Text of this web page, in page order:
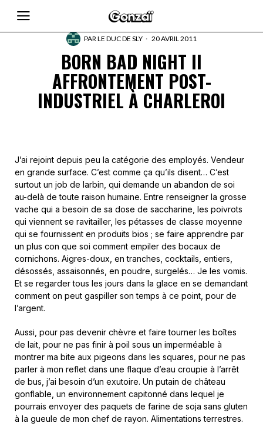
PARLE DUC DE SLY 20 AVRIL 2011
BORN BAD NIGHT II
AFFRONTEMENT POST-
INDUSTRIEL À CHARLEROI
J’ai rejoint depuis peu la catégorie des employés. Vendeur
en grande surface. C’est comme ça qu’ils disent… C’est
surtout un job de larbin, qui demande un abandon de soi
au-delà de toute raison humaine. Entre renseigner la grosse
vache qui a besoin de sa dose de saccharine, les poivrots
qui viennent se ravitailler, les pétasses de classe moyenne
qui se fournissent en produits bios ; se faire apprendre par
un plus con que soi comment empiler des bocaux de
cornichons. Aigres-doux, en tranches, cocktails, entiers,
désossés, assaisonnés, en poudre, surgelés… Je les vomis.
Et se regarder tous les jours dans la glace en se demandant
comment on peut gaspiller son temps à ce point, pour de
l’argent.
Aussi, pour pas devenir chèvre et faire tourner les boîtes
de lait, pour ne pas finir à poil sous un imperméable à
montrer ma bite aux pigeons dans les squares, pour ne pas
parler à mon reflet dans une flaque d’eau croupie à l’arrêt
de bus, j’ai besoin d’un exutoire. Un putain de château
gonflable, un environnement capitonné dans lequel je
pourrais envoyer des paquets de farine de soja sans gluten
à la gueule de mon chef de rayon. Alimentations terrestres.